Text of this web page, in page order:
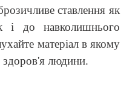
ставлення як
до навколишнього
матеріал в якому
здоров'я людини.